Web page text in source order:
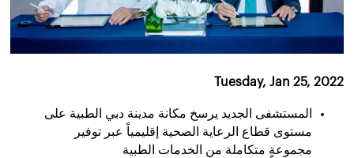
Tuesday, Jan 25, 2022
المستشفى الجديد يرسخ مكانة مدينة دبي الطبية على
مستوى قطاع الرعاية الصحية إقليمياً عبر توفير
مجموعةٍ متكاملة من الخدمات الطبية